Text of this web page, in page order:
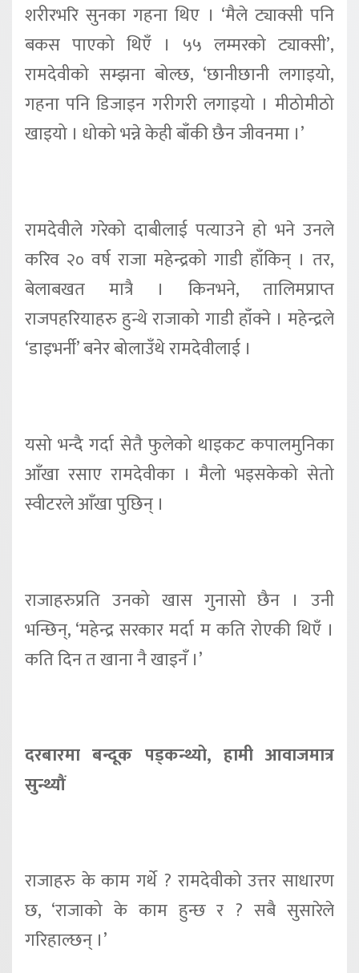
शरीरभरि सुनका गहना थिए । ‘मैले ट्याक्सी पनि
बकस पाएको थिएँ । ५५ लम्मरको ट्याक्सी’,
रामदेवीको सम्झना बोल्छ, ‘छानीछानी लगाइयो,
गहना पनि डिजाइन गरीगरी लगाइयो । मीठोमीठो
खाइयो । धोको भन्ने केही बाँकी छैन जीवनमा ।’
रामदेवीले गरेको दाबीलाई पत्याउने हो भने उनले
करिव २० वर्ष राजा महेन्द्रको गाडी हाँकिन् । तर,
बेलाबखत मात्रै । किनभने, तालिमप्राप्त
राजपहरियाहरु हुन्थे राजाको गाडी हाँक्ने । महेन्द्रले
‘डाइभर्नी’ बनेर बोलाउँथे रामदेवीलाई ।
यसो भन्दै गर्दा सेतै फुलेको थाइकट कपालमुनिका
आँखा रसाए रामदेवीका । मैलो भइसकेको सेतो
स्वीटरले आँखा पुछिन् ।
राजाहरुप्रति उनको खास गुनासो छैन । उनी
भन्छिन्, ‘महेन्द्र सरकार मर्दा म कति रोएकी थिएँ ।
कति दिन त खाना नै खाइनँ ।’
दरबारमा बन्दूक पड्कन्थ्यो, हामी आवाजमात्र
सुन्थ्यौं
राजाहरु के काम गर्थे ? रामदेवीको उत्तर साधारण
छ, ‘राजाको के काम हुन्छ र ? सबै सुसारेले
गरिहाल्छन् ।’